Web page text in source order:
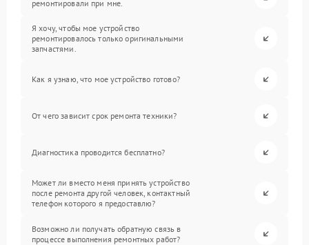
ремонтировали при мне.
Я хочу, чтобы мое устройство
ремонтировалось только оригинальными
запчастями.
Как я узнаю, что мое устройство готово?
От чего зависит срок ремонта техники?
Диагностика проводится бесплатно?
Может ли вместо меня принять устройство
после ремонта другой человек, контактный
телефон которого я предоставлю?
Возможно ли получать обратную связь в
процессе выполнения ремонтных работ?